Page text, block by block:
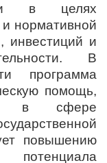
в целях
нормативной
инвестиций и
В
программа
помощь,
в сфере
повышению